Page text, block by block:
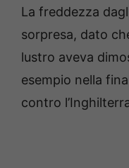
La freddezza
sorpresa, dato
lustro aveva
esempio nella
contro